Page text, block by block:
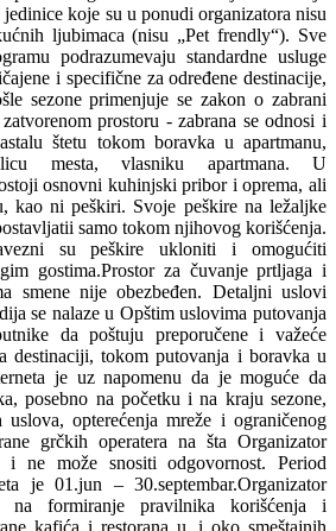
koje su u ponudi organizatora nisu
ljubimaca (nisu „Pet frendly“). Sve
podrazumevaju standardne usluge
i specifične za određene destinacije,
sezone primenjuje se zakon o zabrani
prostoru - zabrana se odnosi i
štetu tokom boravka u apartmanu,
mesta, vlasniku apartmana. U
osnovni kuhinjski pribor i oprema, ali
kao ni peškiri. Svoje peškire na ležaljke
samo tokom njihovog korišćenja.
su peškire ukloniti i omogućiti
gostima.Prostor za čuvanje prtljaga i
smene nije obezbeđen. Detaljni uslovi
se nalaze u Opštim uslovima putovanja
da poštuju preporučene i važeće
destinaciji, tokom putovanja i boravka u
je uz napomenu da je moguće da
posebno na početku i na kraju sezone,
opterećenja mreže i ograničenog
grčkih operatera na šta Organizator
i ne može snositi odgovornost. Period
je 01.jun – 30.septembar.Organizator
na formiranje pravilnika korišćenja i